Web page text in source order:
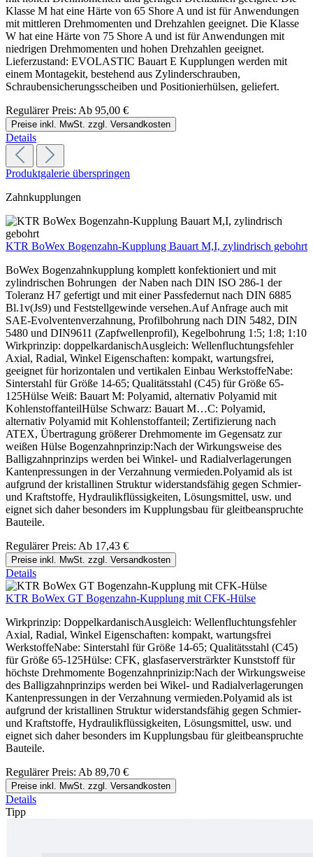
Klasse M hat eine Härte von 65 Shore A und ist für Anwendungen
mit mittleren Drehmomenten und Drehzahlen geeignet. Die Klasse
W hat eine Härte von 75 Shore A und ist für Anwendungen mit
niedrigen Drehmomenten und hohen Drehzahlen geeignet.
Lieferzustand: EVOLASTIC Bauart E Kupplungen werden mit
einem Montagekit, bestehend aus Zylinderschrauben,
Schraubensicherungsscheiben und Positionierhülsen, geliefert.
Regulärer Preis: Ab 95,00 €
Preise inkl. MwSt. zzgl. Versandkosten
Details
Produktgalerie überspringen
Zahnkupplungen
KTR BoWex Bogenzahn-Kupplung Bauart M,I, zylindrisch gebohrt
BoWex Bogenzahnkupplung komplett konfektioniert und mit
zylindrischen Bohrungen der Naben nach DIN ISO 286-1 der
Toleranz H7 gefertigt und mit einer Passfedernut nach DIN 6885
Bl.1v(Js9) und Feststellgewinde versehen.Auf Anfrage auch mit
SAE-Evolventenverzahnung, Profilbohrung nach DIN 5482, DIN
5480 und DIN9611 (Zapfwellenprofil), Kegelbohrung 1:5; 1:8; 1:10
Wirkprinzip: doppelkardanischAusgleich: Wellenfluchtungsfehler
Axial, Radial, Winkel Eigenschaften: kompakt, wartungsfrei,
geeignet für horizontalen und vertikalen Einbau WerkstoffeNabe:
Sinterstahl für Größe 14-65; Qualitätsstahl (C45) für Größe 65-
125Hülse Weiß: Bauart M: Polyamid, alternativ Polyamid mit
KohlenstoffanteilHülse Schwarz: Bauart M…C: Polyamid,
alternativ Polyamid mit Kohlenstoffanteil; Zertifizierung nach
ATEX, Übertragung größerer Drehmomente im Gegensatz zur
weißen Hülse Bogenzahnprinzip:Nach der Wirkungsweise des
Balligzahnprinzips werden bei Winkel- und Radialverlagerungen
Kantenpressungen in der Verzahnung vermieden.Polyamid als ist
aufgrund der kristallinen Struktur widerstandsfähig gegen Schmier-
und Kraftstoffe, Hydraulikflüssigkeiten, Lösungsmittel, usw. und
eignet sich daher besonders im Kupplungsbau für gleitbeanspruchte
Bauteile.
Regulärer Preis: Ab 17,43 €
Preise inkl. MwSt. zzgl. Versandkosten
Details
KTR BoWex GT Bogenzahn-Kupplung mit CFK-Hülse
Wirkprinzip: DoppelkardanischAusgleich: Wellenfluchtungsfehler
Axial, Radial, Winkel Eigenschaften: kompakt, wartungsfrei
WerkstoffeNabe: Sinterstahl für Größe 14-65; Qualitätsstahl (C45)
für Größe 65-125Hülse: CFK, glasfaserversträrkter Kunststoff für
höchste Drehmomente Bogenzahnprinizip:Nach der Wirkungsweise
des Balligzahnprinzips werden bei Wikel- und Radialverlagerungen
Kantenpressungen in der Verzahnung vermieden.Polyamid als ist
aufgrund der kristallinen Struktur widerstandsfähig gegen Schmier-
und Kraftstoffe, Hydraulikflüssigkeiten, Lösungsmittel, usw. und
eignet sich daher besonders im Kupplungsbau für gleitbeanspruchte
Bauteile.
Regulärer Preis: Ab 89,70 €
Preise inkl. MwSt. zzgl. Versandkosten
Details
Tipp